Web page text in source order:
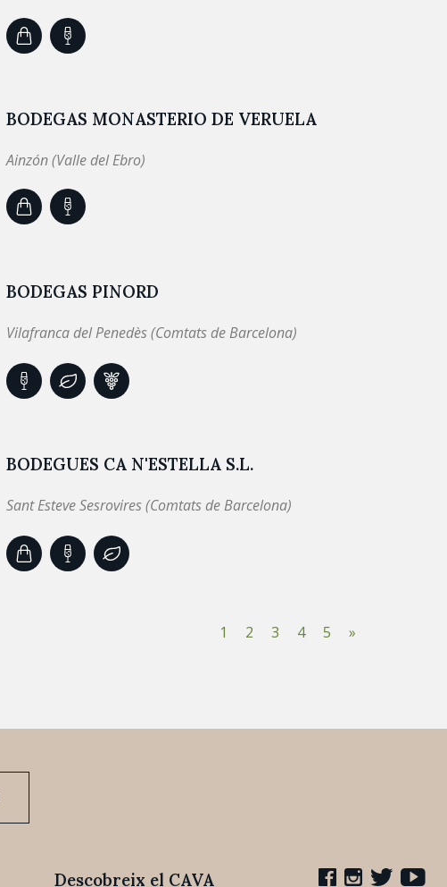
BODEGAS MONASTERIO DE VERUELA
Ainzón (Valle del Ebro)
BODEGAS PINORD
Vilafranca del Penedès (Comtats de Barcelona)
BODEGUES CA N'ESTELLA S.L.
Sant Esteve Sesrovires (Comtats de Barcelona)
1 2 3 4 5 »
Descobreix el CAVA